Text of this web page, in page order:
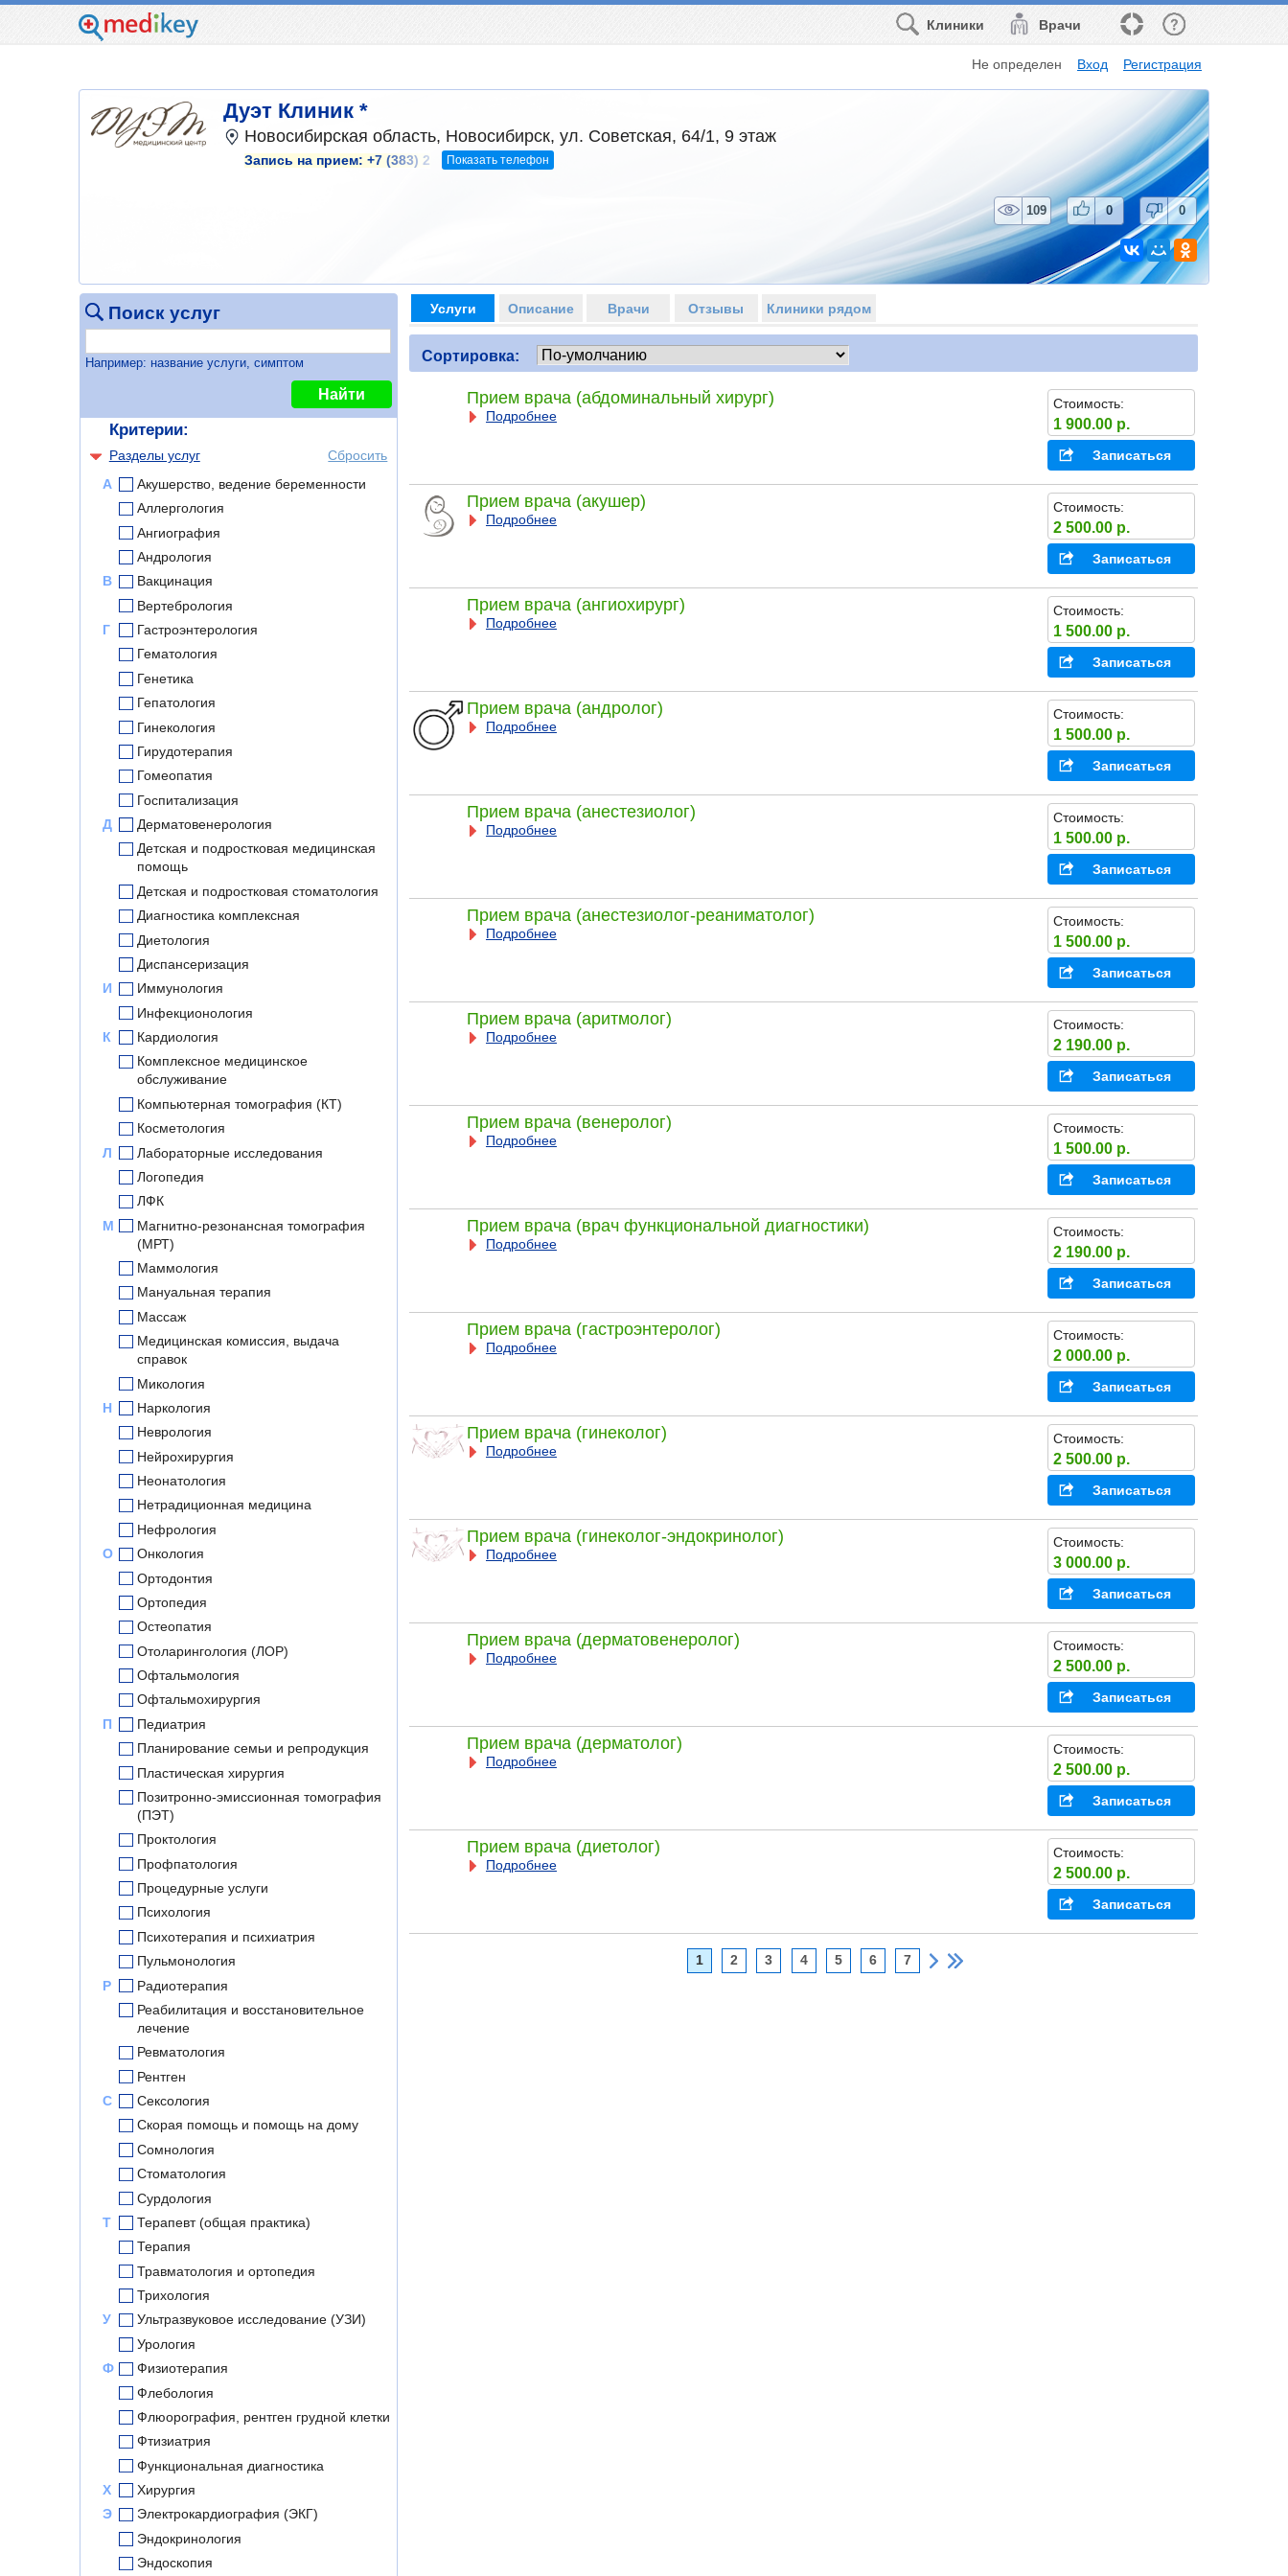
Врачи
Клиники
Не определен Вход Регистрация
Дуэт Клиник *
Новосибирская область, Новосибирск, ул. Советская, 64/1, 9 этаж
Запись на прием: +7 (383) 2 Показать телефон
109 0 0
Поиск услуг
Например: название услуги, симптом
Найти
Критерии:
Разделы услуг
Сбросить
А
Акушерство, ведение беременности
Аллергология
Ангиография
Андрология
В
Вакцинация
Вертебрология
Г
Гастроэнтерология
Гематология
Генетика
Гепатология
Гинекология
Гирудотерапия
Гомеопатия
Госпитализация
Д
Дерматовенерология
Детская и подростковая медицинская
помощь
Детская и подростковая стоматология
Диагностика комплексная
Диетология
Диспансеризация
И
Иммунология
Инфекционология
К
Кардиология
Комплексное медицинское
обслуживание
Компьютерная томография (КТ)
Косметология
Л
Лабораторные исследования
Логопедия
ЛФК
М
Магнитно-резонансная томография
(МРТ)
Маммология
Мануальная терапия
Массаж
Медицинская комиссия, выдача
справок
Микология
Н
Наркология
Неврология
Нейрохирургия
Неонатология
Нетрадиционная медицина
Нефрология
О
Онкология
Ортодонтия
Ортопедия
Остеопатия
Отоларингология (ЛОР)
Офтальмология
Офтальмохирургия
П
Педиатрия
Планирование семьи и репродукция
Пластическая хирургия
Позитронно-эмиссионная томография
(ПЭТ)
Проктология
Профпатология
Процедурные услуги
Психология
Психотерапия и психиатрия
Пульмонология
Р
Радиотерапия
Реабилитация и восстановительное
лечение
Ревматология
Рентген
С
Сексология
Скорая помощь и помощь на дому
Сомнология
Стоматология
Сурдология
Т
Терапевт (общая практика)
Терапия
Травматология и ортопедия
Трихология
У
Ультразвуковое исследование (УЗИ)
Урология
Ф
Физиотерапия
Флебология
Флюорография, рентген грудной клетки
Фтизиатрия
Функциональная диагностика
Х
Хирургия
Э
Электрокардиография (ЭКГ)
Эндокринология
Эндоскопия
Услуги Описание Врачи Отзывы Клиники рядом
Сортировка:
Прием врача (абдоминальный хирург)
Подробнее
Стоимость:
1 900.00 р.
Записаться
Прием врача (акушер)
Подробнее
Стоимость:
2 500.00 р.
Записаться
Прием врача (ангиохирург)
Подробнее
Стоимость:
1 500.00 р.
Записаться
Прием врача (андролог)
Подробнее
Стоимость:
1 500.00 р.
Записаться
Прием врача (анестезиолог)
Подробнее
Стоимость:
1 500.00 р.
Записаться
Прием врача (анестезиолог-реаниматолог)
Подробнее
Стоимость:
1 500.00 р.
Записаться
Прием врача (аритмолог)
Подробнее
Стоимость:
2 190.00 р.
Записаться
Прием врача (венеролог)
Подробнее
Стоимость:
1 500.00 р.
Записаться
Прием врача (врач функциональной диагностики)
Подробнее
Стоимость:
2 190.00 р.
Записаться
Прием врача (гастроэнтеролог)
Подробнее
Стоимость:
2 000.00 р.
Записаться
Прием врача (гинеколог)
Подробнее
Стоимость:
2 500.00 р.
Записаться
Прием врача (гинеколог-эндокринолог)
Подробнее
Стоимость:
3 000.00 р.
Записаться
Прием врача (дерматовенеролог)
Подробнее
Стоимость:
2 500.00 р.
Записаться
Прием врача (дерматолог)
Подробнее
Стоимость:
2 500.00 р.
Записаться
Прием врача (диетолог)
Подробнее
Стоимость:
2 500.00 р.
Записаться
1 2 3 4 5 6 7